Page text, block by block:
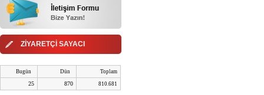
ZİYARETÇİ SAYACI
Bugün Dün Toplam
25 870 810.681